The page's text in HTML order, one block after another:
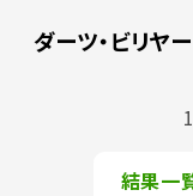
ダーツ・ビリヤ
結果一